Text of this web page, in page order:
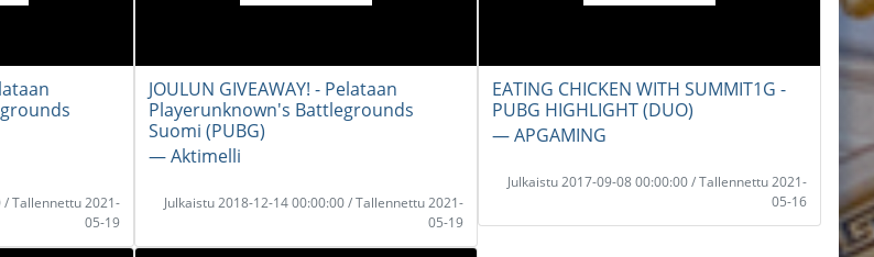
/ Tallennettu 2021-
05-19
JOULUN GIVEAWAY! - Pelataan
Playerunknown's Battlegrounds
Suomi (PUBG)
― Aktimelli
Julkaistu 2018-12-14 00:00:00 / Tallennettu 2021-
05-19
EATING CHICKEN WITH SUMMIT1G -
PUBG HIGHLIGHT (DUO)
― APGAMING
Julkaistu 2017-09-08 00:00:00 / Tallennettu 2021-
05-16